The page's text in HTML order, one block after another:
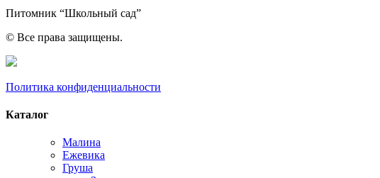
Питомник “Школьный сад”
© Все права защищены.
Политика конфиденциальности
Каталог
Малина
Ежевика
Груша